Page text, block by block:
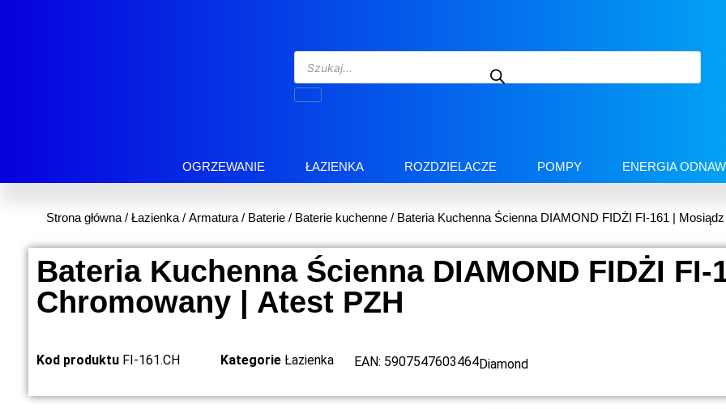
OGRZEWANIE ŁAZIENKA ROZDZIELACZE POMPY ENERGIA
Strona główna / Łazienka / Armatura / Baterie / Baterie kuchenne / Bateria Kuchenna Ścienna DIAMOND FIDŻI FI-161 |
Bateria Kuchenna Ścienna DIAMOND FIDŻI FI-
Chromowany | Atest PZH
Kod produktu FI-161.CH Kategorie Łazienka EAN: 5907547603464Diamond